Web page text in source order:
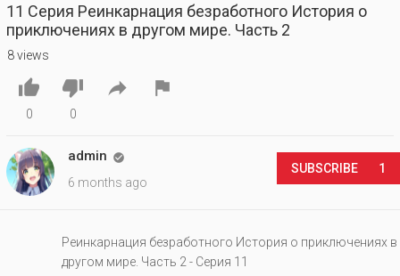
11 Серия Реинкарнация безработного История о
приключениях в другом мире. Часть 2
8 views

0

0
 
admin 
6 months ago
SUBSCRIBE 1
Реинкарнация безработного История о приключениях в
другом мире. Часть 2 - Серия 11